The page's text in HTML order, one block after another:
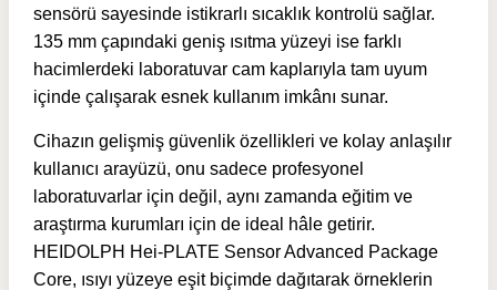
sensörü sayesinde istikrarlı sıcaklık kontrolü sağlar.
135 mm çapındaki geniş ısıtma yüzeyi ise farklı
hacimlerdeki laboratuvar cam kaplarıyla tam uyum
içinde çalışarak esnek kullanım imkânı sunar.
Cihazın gelişmiş güvenlik özellikleri ve kolay anlaşılır
kullanıcı arayüzü, onu sadece profesyonel
laboratuvarlar için değil, aynı zamanda eğitim ve
araştırma kurumları için de ideal hâle getirir.
HEIDOLPH Hei-PLATE Sensor Advanced Package
Core, ısıyı yüzeye eşit biçimde dağıtarak örneklerin